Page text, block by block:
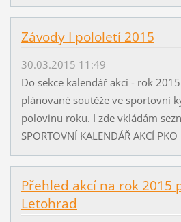
Závody I pololetí 2015
30.03.2015 11:49
Do sekce kalendář akcí - rok
plánované soutěže ve sportovní
polovinu roku. I zde
SPORTOVNÍ KALENDÁŘ AKCÍ PKO
Přehled akcí na rok 2015
Letohrad